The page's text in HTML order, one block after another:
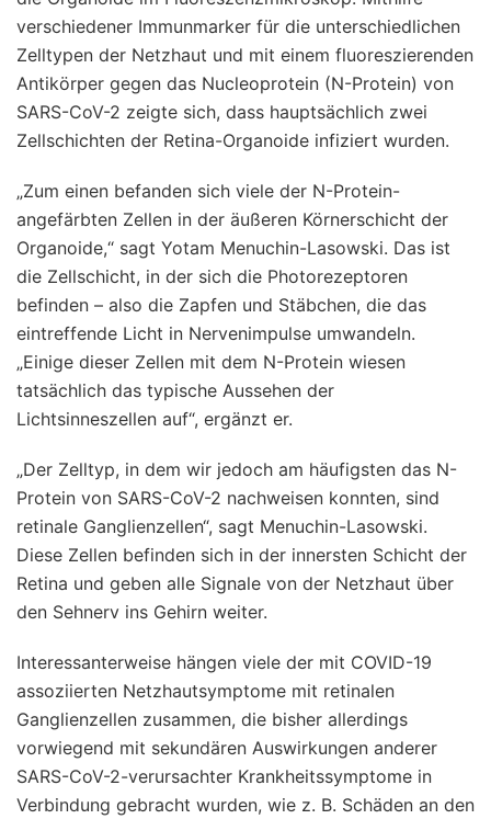
verschiedener Immunmarker für die unterschiedlichen
Zelltypen der Netzhaut und mit einem fluoreszierenden
Antikörper gegen das Nucleoprotein (N-Protein) von
SARS-CoV-2 zeigte sich, dass hauptsächlich zwei
Zellschichten der Retina-Organoide infiziert wurden.
„Zum einen befanden sich viele der N-Protein-
angefärbten Zellen in der äußeren Körnerschicht der
Organoide,“ sagt Yotam Menuchin-Lasowski. Das ist
die Zellschicht, in der sich die Photorezeptoren
befinden – also die Zapfen und Stäbchen, die das
eintreffende Licht in Nervenimpulse umwandeln.
„Einige dieser Zellen mit dem N-Protein wiesen
tatsächlich das typische Aussehen der
Lichtsinneszellen auf“, ergänzt er.
„Der Zelltyp, in dem wir jedoch am häufigsten das N-
Protein von SARS-CoV-2 nachweisen konnten, sind
retinale Ganglienzellen“, sagt Menuchin-Lasowski.
Diese Zellen befinden sich in der innersten Schicht der
Retina und geben alle Signale von der Netzhaut über
den Sehnerv ins Gehirn weiter.
Interessanterweise hängen viele der mit COVID-19
assoziierten Netzhautsymptome mit retinalen
Ganglienzellen zusammen, die bisher allerdings
vorwiegend mit sekundären Auswirkungen anderer
SARS-CoV-2-verursachter Krankheitssymptome in
Verbindung gebracht wurden, wie z. B. Schäden an den